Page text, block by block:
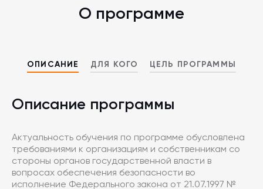
О программе
ОПИСАНИЕ ДЛЯ КОГО ЦЕЛЬ ПРОГРАММЫ
Описание программы
Актуальность обучения по программе обусловлена
требованиями к организациям и собственникам со
стороны органов государственной власти в
вопросах обеспечения безопасности во
исполнение Федерального закона от 21.07.1997 №